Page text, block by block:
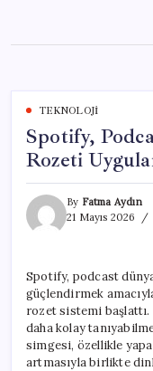
content
TEKNOLOJI
Spotify,
Rozeti
By Fatma Aydın
21 Mayıs 2026
Spotify, podcast
güçlendirmek
rozet sistemi
daha kolay
simgesi, özellikle
artmasıyla birlikte